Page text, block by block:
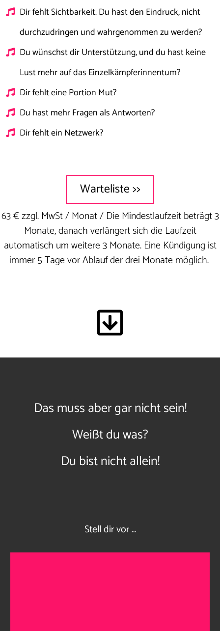
Dir fehlt Sichtbarkeit. Du hast den Eindruck, nicht
durchzudringen und wahrgenommen zu werden?
Du wünschst dir Unterstützung, und du hast keine
Lust mehr auf das Einzelkämpferinnentum?
Dir fehlt eine Portion Mut?
Du hast mehr Fragen als Antworten?
Dir fehlt ein Netzwerk?
Warteliste >>
63 € zzgl. MwSt / Monat / Die Mindestlaufzeit beträgt 3
Monate, danach verlängert sich die Laufzeit
automatisch um weitere 3 Monate. Eine Kündigung ist
immer 5 Tage vor Ablauf der drei Monate möglich.
Das muss aber gar nicht sein!
Weißt du was?
Du bist nicht allein!
Stell dir vor …